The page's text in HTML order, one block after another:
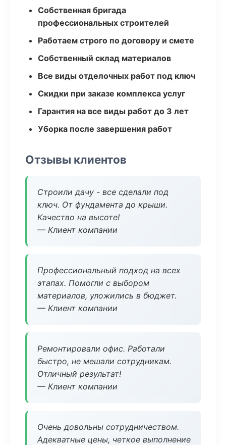
Собственная бригада
профессиональных строителей
Работаем строго по договору и смете
Собственный склад материалов
Все виды отделочных работ под ключ
Скидки при заказе комплекса услуг
Гарантия на все виды работ до 3 лет
Уборка после завершения работ
Отзывы клиентов
Строили дачу - все сделали под
ключ. От фундамента до крыши.
Качество на высоте!
— Клиент компании
Профессиональный подход на всех
этапах. Помогли с выбором
материалов, уложились в бюджет.
— Клиент компании
Ремонтировали офис. Работали
быстро, не мешали сотрудникам.
Отличный результат!
— Клиент компании
Очень довольны сотрудничеством.
Адекватные цены, четкое выполнение